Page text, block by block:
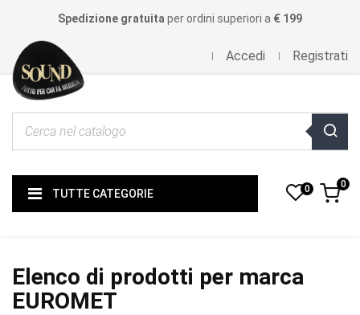
Spedizione gratuita per ordini superiori a € 199
Accedi Registrati
TUTTE CATEGORIE 0 0
Elenco di prodotti per marca
EUROMET